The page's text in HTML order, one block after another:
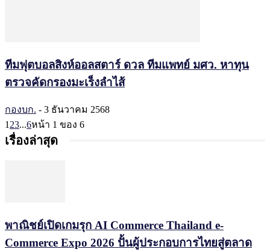
ทีมฟุตบอลสิงห์ออลสตาร์ ดวล ทีมแพทย์ มศว. หาทุน
ตรวจคัดกรองมะเร็งลำไส้
กองบก. - 3 ธันวาคม 2568
123...6หน้า 1 ของ 6
เรื่องล่าสุด
พาณิชย์เปิดเกมรุก AI Commerce Thailand e-
Commerce Expo 2026 ปั้นผู้ประกอบการไทยสู่ตลาด